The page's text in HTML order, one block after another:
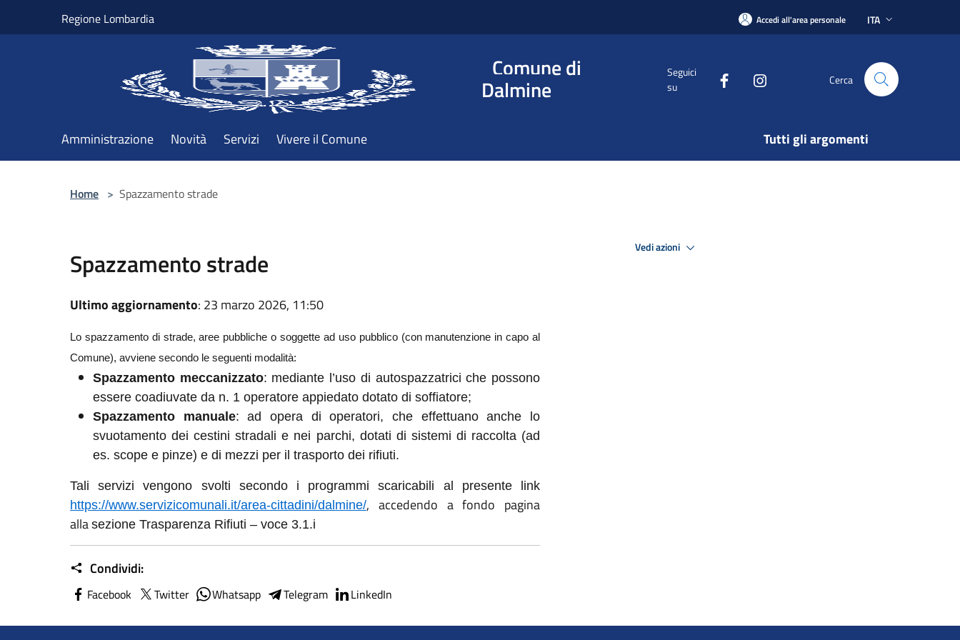
Regione Lombardia Accedi all'area personale ITA
Comune di
Dalmine
Seguici
su
Cerca
Amministrazione Novità Servizi Vivere il Comune Tutti gli argomenti
Home > Spazzamento strade
Spazzamento strade
Ultimo aggiornamento: 23 marzo 2026, 11:50
Lo spazzamento di strade, aree pubbliche o soggette ad uso pubblico (con manutenzione in capo al
Comune), avviene secondo le seguenti modalità:
Spazzamento meccanizzato: mediante l’uso di autospazzatrici che possono
essere coadiuvate da n. 1 operatore appiedato dotato di soffiatore;
Spazzamento manuale: ad opera di operatori, che effettuano anche lo
svuotamento dei cestini stradali e nei parchi, dotati di sistemi di raccolta (ad
es. scope e pinze) e di mezzi per il trasporto dei rifiuti.
Tali servizi vengono svolti secondo i programmi scaricabili al presente link
https://www.servizicomunali.it/area-cittadini/dalmine/, accedendo a fondo pagina
alla sezione Trasparenza Rifiuti – voce 3.1.i
Condividi:
Facebook Twitter Whatsapp Telegram LinkedIn
Vedi azioni